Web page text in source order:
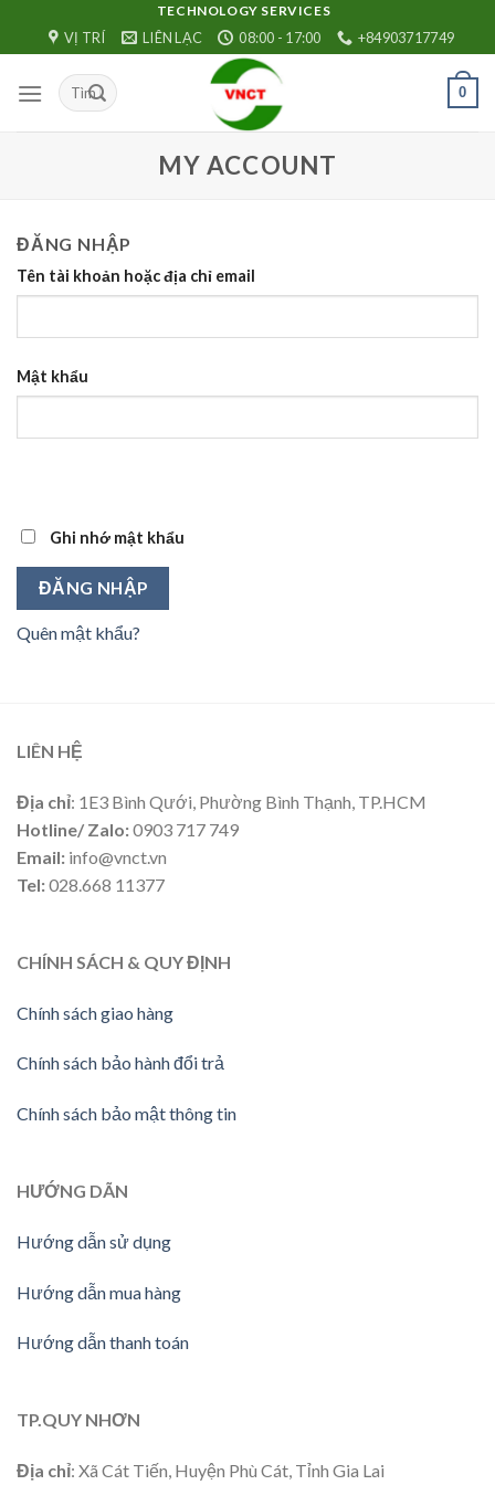
TECHNOLOGY SERVICES
VỊ TRÍ LIÊN LẠC 08:00 - 17:00 +84903717749
0
MY ACCOUNT
ĐĂNG NHẬP
Tên tài khoản hoặc địa chỉ email
Mật khẩu
Ghi nhớ mật khẩu
ĐĂNG NHẬP
Quên mật khẩu?
LIÊN HỆ
Địa chỉ: 1E3 Bình Qưới, Phường Bình Thạnh, TP.HCM
Hotline/ Zalo:0903 717 749
Email: info@vnct.vn
Tel:028.668 11377
CHÍNH SÁCH & QUY ĐỊNH
Chính sách giao hàng
Chính sách bảo hành đổi trả
Chính sách bảo mật thông tin
HƯỚNG DÃN
Hướng dẫn sử dụng
Hướng dẫn mua hàng
Hướng dẫn thanh toán
TP.QUY NHƠN
Địa chỉ: Xã Cát Tiến, Huyện Phù Cát, Tỉnh Gia Lai